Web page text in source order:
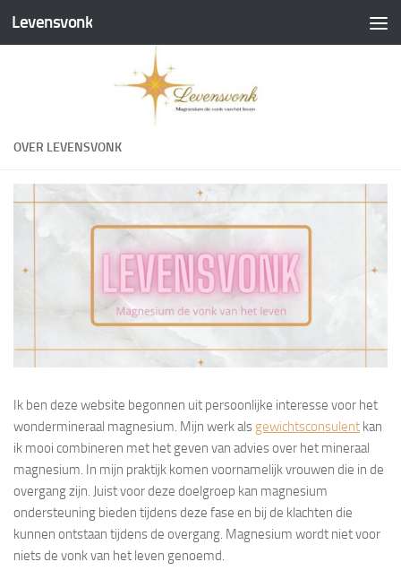
Doorgaan naar inhoud
Levensvonk
OVER LEVENSVONK
Ik ben deze website begonnen uit persoonlijke interesse voor het
wondermineraal magnesium. Mijn werk als gewichtsconsulent kan
ik mooi combineren met het geven van advies over het mineraal
magnesium. In mijn praktijk komen voornamelijk vrouwen die in de
overgang zijn. Juist voor deze doelgroep kan magnesium
ondersteuning bieden tijdens deze fase en bij de klachten die
kunnen ontstaan tijdens de overgang. Magnesium wordt niet voor
niets de vonk van het leven genoemd.